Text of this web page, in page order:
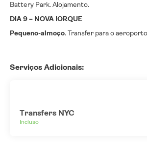
Battery Park. Alojamento.
DIA 9 – NOVA IORQUE
Pequeno-almoço. Transfer para o
Serviços Adicionais:
Transfers NYC
Incluso